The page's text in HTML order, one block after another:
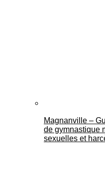
Magnanville –
de gymnastique
sexuelles et